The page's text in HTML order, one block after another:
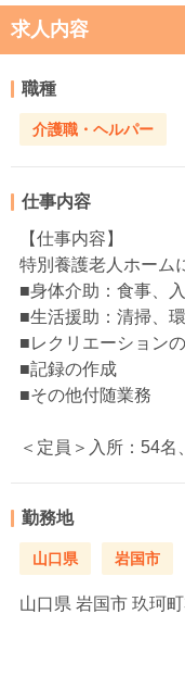
求人内容
職種
介護職・ヘルパー
仕事内容
【仕事内容】
特別養護老人ホーム
■身体介助：食事、
■生活援助：清掃、
■レクリエーション
■記録の作成
■その他付随業務
＜定員＞入所：54
勤務地
山口県 岩国市
山口県 岩国市 玖珂